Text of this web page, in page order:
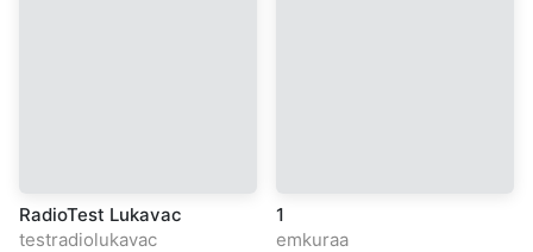
RadioTest Lukavac
testradiolukavac
1
emkuraa